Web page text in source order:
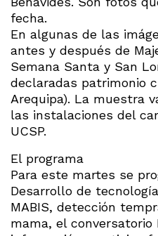
fecha.
En algunas de las
antes y después de
Semana Santa y San
declaradas patrimonio
Arequipa). La muestra
las instalaciones del
UCSP.
El programa
Para este martes se
Desarrollo de
MABIS, detección
mama, el